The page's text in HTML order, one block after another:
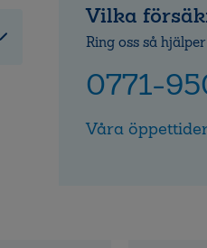
Vilka
Ring oss så
0771-
Våra